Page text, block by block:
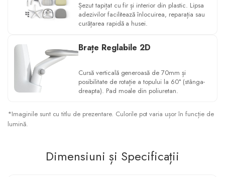
Șezut tapițat cu fir și interior din plastic. Lipsa
adezivilor facilitează înlocuirea, reparația sau
curățarea rapidă a husei.
Brațe Reglabile 2D
Cursă verticală generoasă de 70mm și
posibilitate de rotație a topului la 60° (stânga-
dreapta). Pad moale din poliuretan.
*Imaginile sunt cu titlu de prezentare. Culorile pot varia ușor în funcție de
lumină.
Dimensiuni și Specificații